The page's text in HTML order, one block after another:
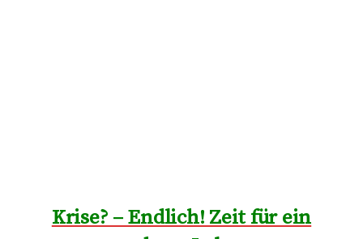
Krise? – Endlich! Zeit für ein